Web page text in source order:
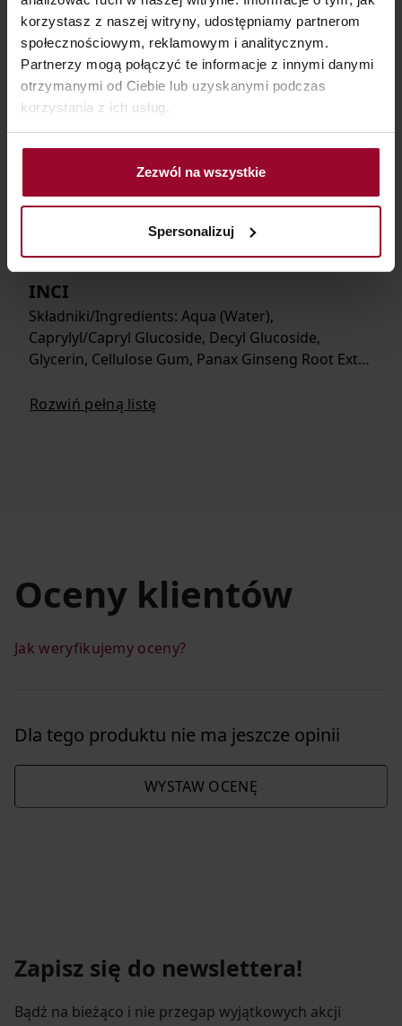
korzystasz z naszej witryny, udostępniamy partnerom
społecznościowym, reklamowym i analitycznym.
Partnerzy mogą połączyć te informacje z innymi danymi
otrzymanymi od Ciebie lub uzyskanymi podczas
korzystania z ich usług.
Zezwól na wszystkie
Spersonalizuj
Nanieść żel na wilgotną skórę, delikatnie
masować okrężnymi ruchami, a następnie
dokładnie spłukać wodą.
INCI
Składniki/Ingredients: Aqua (Water),
Caprylyl/Capryl Glucoside, Decyl Glucoside,
Glycerin, Cellulose Gum, Panax Ginseng Root Ext…
Rozwiń pełną listę
Oceny klientów
Jak weryfikujemy oceny?
Dla tego produktu nie ma jeszcze opinii
WYSTAW OCENĘ
Zapisz się do newslettera!
Bądź na bieżąco i nie przegap wyjątkowych akcji